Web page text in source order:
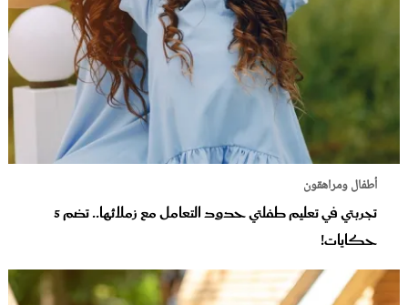
أطفال ومراهقون
تجربتي في تعليم طفلتي حدود التعامل مع زملائها.. تضم 5
حكايات!